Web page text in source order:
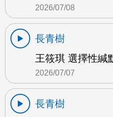
2026/07/08
長青樹
王筱琪 選擇性緘
2026/07/07
長青樹